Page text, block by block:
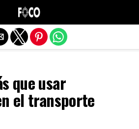
que usar
el transporte
de la versión móvil